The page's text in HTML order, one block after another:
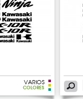
VARIOS
COLORES